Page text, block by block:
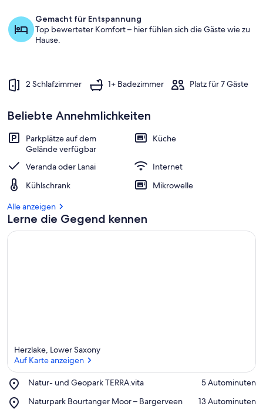
Gemacht für Entspannung
Top bewerteter Komfort – hier fühlen sich die Gäste wie zu
Hause.
2 Schlafzimmer 1+ Badezimmer Platz für 7 Gäste
Beliebte Annehmlichkeiten
Parkplätze auf dem
Gelände verfügbar
Küche
Veranda oder Lanai
Internet
Kühlschrank
Mikrowelle
Alle anzeigen
Lerne die Gegend kennen
Herzlake, Lower Saxony
Auf Karte anzeigen
Natur- und Geopark TERRA.vita
Place,
und
‪5 Autominuten‬
Naturpark Bourtanger Moor – Bargerveen
Place,
‪13 Autominuten‬